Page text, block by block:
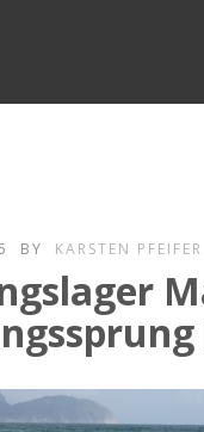
BY KARSTEN PFEIFER